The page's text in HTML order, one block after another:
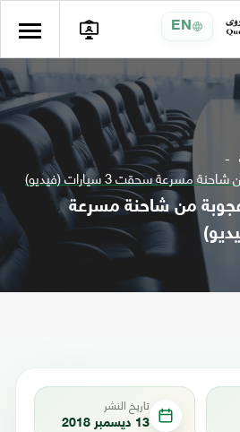
EN
مسرعة سحقت 3 سيارات (فيديو)
من شاحنة مسرعة
تاريخ النشر
13 ديسمبر 2018